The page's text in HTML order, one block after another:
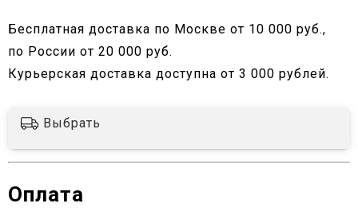
Бесплатная доставка по Москве от 10 000 руб.,
по России от 20 000 руб.
Курьерская доставка доступна от 3 000 рублей.
Выбрать
Оплата